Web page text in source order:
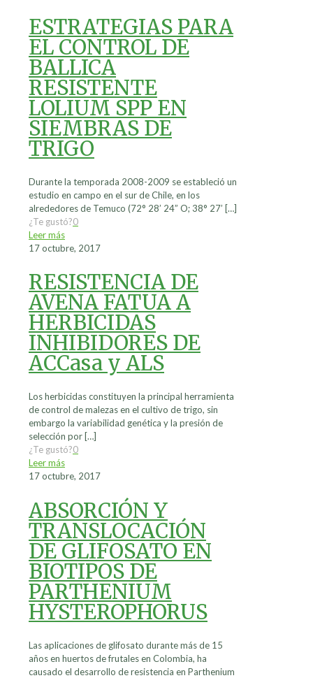
ESTRATEGIAS PARA
EL CONTROL DE
BALLICA
RESISTENTE
LOLIUM SPP EN
SIEMBRAS DE
TRIGO
Durante la temporada 2008-2009 se estableció un
estudio en campo en el sur de Chile, en los
alrededores de Temuco (72° 28’ 24” O; 38° 27’ […]
¿Te gustó?0
Leer más
17 octubre, 2017
RESISTENCIA DE
AVENA FATUA A
HERBICIDAS
INHIBIDORES DE
ACCasa y ALS
Los herbicidas constituyen la principal herramienta
de control de malezas en el cultivo de trigo, sin
embargo la variabilidad genética y la presión de
selección por […]
¿Te gustó?0
Leer más
17 octubre, 2017
ABSORCIÓN Y
TRANSLOCACIÓN
DE GLIFOSATO EN
BIOTIPOS DE
PARTHENIUM
HYSTEROPHORUS
Las aplicaciones de glifosato durante más de 15
años en huertos de frutales en Colombia, ha
causado el desarrollo de resistencia en Parthenium